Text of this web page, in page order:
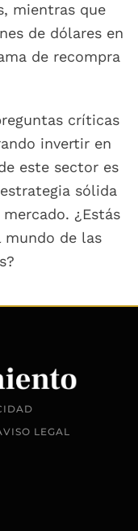
mientras que
de dólares en
de recompra
críticas
invertir en
este sector es
sólida
¿Estás
mundo de las
LEGAL